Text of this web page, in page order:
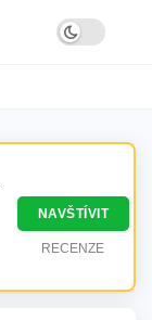
NAVŠTÍVIT
RECENZE